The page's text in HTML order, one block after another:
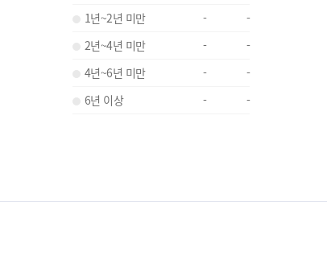
1년~2년 미만
-
-
2년~4년 미만
-
-
4년~6년 미만
-
-
6년 이상
- -